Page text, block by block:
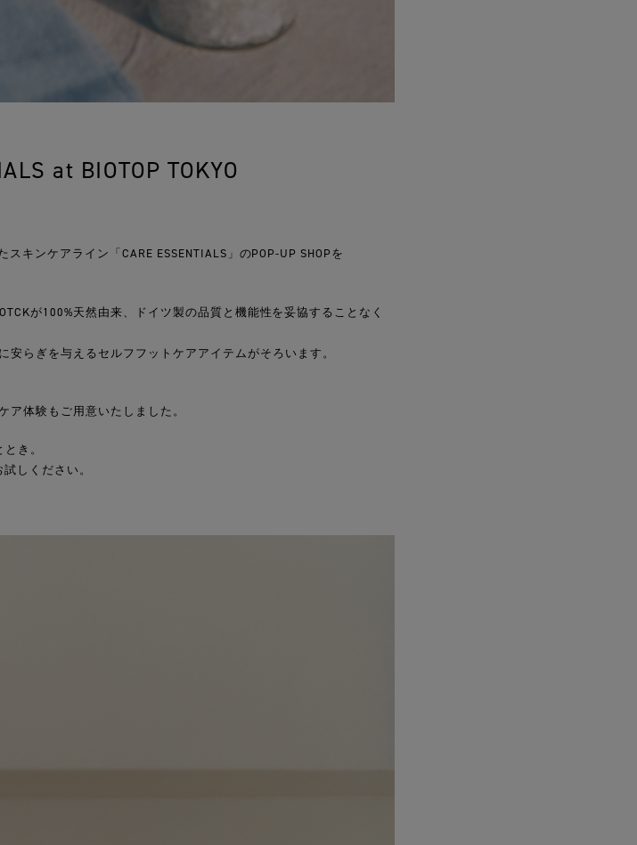
at BIOTOP TOKYO
キンケアライン「CARE ESSENTIALS」のPOP-UP SHOPを
が100%天然由来、ドイツ製の品質と機能性を妥協することなく
安らぎを与えるセルフフットケアアイテムがそろいます。
ア体験もご用意いたしました。
き。
しください。